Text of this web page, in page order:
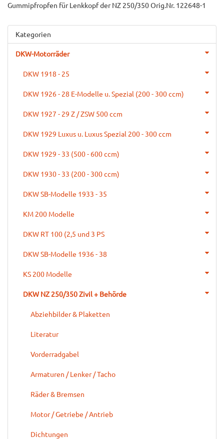
Gummipfropfen für Lenkkopf der NZ 250/350 Orig.Nr. 122648-1
Kategorien
DKW-Motorräder
DKW 1918 - 25
DKW 1926 - 28 E-Modelle u. Spezial (200 - 300 ccm)
DKW 1927 - 29 Z / ZSW 500 ccm
DKW 1929 Luxus u. Luxus Spezial 200 - 300 ccm
DKW 1929 - 33 (500 - 600 ccm)
DKW 1930 - 33 (200 - 300 ccm)
DKW SB-Modelle 1933 - 35
KM 200 Modelle
DKW RT 100 (2,5 und 3 PS
DKW SB-Modelle 1936 - 38
KS 200 Modelle
DKW NZ 250/350 Zivil + Behörde
Abziehbilder & Plaketten
Literatur
Vorderradgabel
Armaturen / Lenker / Tacho
Räder & Bremsen
Motor / Getriebe / Antrieb
Dichtungen